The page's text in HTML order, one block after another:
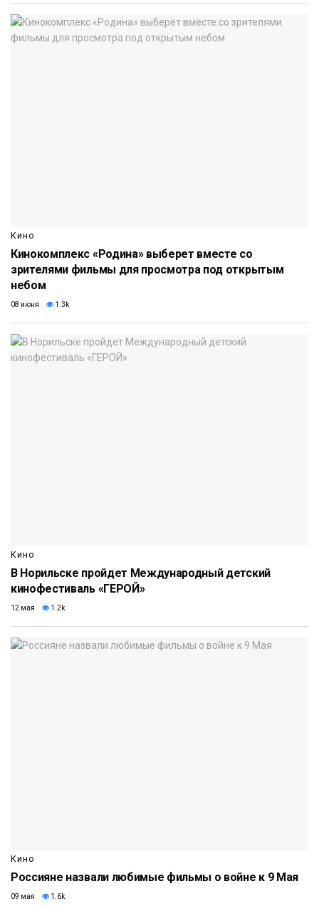
Кино
Кинокомплекс «Родина» выберет вместе со
зрителями фильмы для просмотра под открытым
небом
08 июня 1.3k
Кино
В Норильске пройдет Международный детский
кинофестиваль «ГЕРОЙ»
12 мая 1.2k
Кино
Россияне назвали любимые фильмы о войне к 9 Мая
09 мая 1.6k